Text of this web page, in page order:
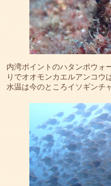
内湾ポイントのハタンポウォ
りでオオモンカエルアンコウ
水温は今のところイソギンチ